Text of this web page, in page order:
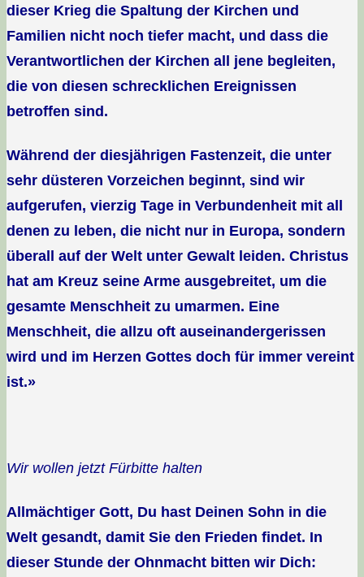
dieser Krieg die Spaltung der Kirchen und
Familien nicht noch tiefer macht, und dass die
Verantwortlichen der Kirchen all jene begleiten,
die von diesen schrecklichen Ereignissen
betroffen sind.
Während der diesjährigen Fastenzeit, die unter
sehr düsteren Vorzeichen beginnt, sind wir
aufgerufen, vierzig Tage in Verbundenheit mit all
denen zu leben, die nicht nur in Europa, sondern
überall auf der Welt unter Gewalt leiden. Christus
hat am Kreuz seine Arme ausgebreitet, um die
gesamte Menschheit zu umarmen. Eine
Menschheit, die allzu oft auseinandergerissen
wird und im Herzen Gottes doch für immer vereint
ist.»
Wir wollen jetzt Fürbitte halten
Allmächtiger Gott, Du hast Deinen Sohn in die
Welt gesandt, damit Sie den Frieden findet. In
dieser Stunde der Ohnmacht bitten wir Dich: